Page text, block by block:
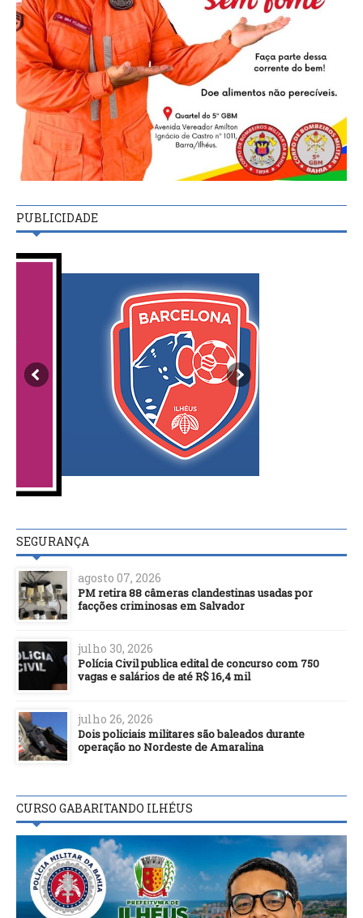
PUBLICIDADE
SEGURANÇA
agosto 07, 2026
PM retira 88 câmeras clandestinas usadas por
facções criminosas em Salvador
julho 30, 2026
Polícia Civil publica edital de concurso com 750
vagas e salários de até R$ 16,4 mil
julho 26, 2026
Dois policiais militares são baleados durante
operação no Nordeste de Amaralina
CURSO GABARITANDO ILHÉUS